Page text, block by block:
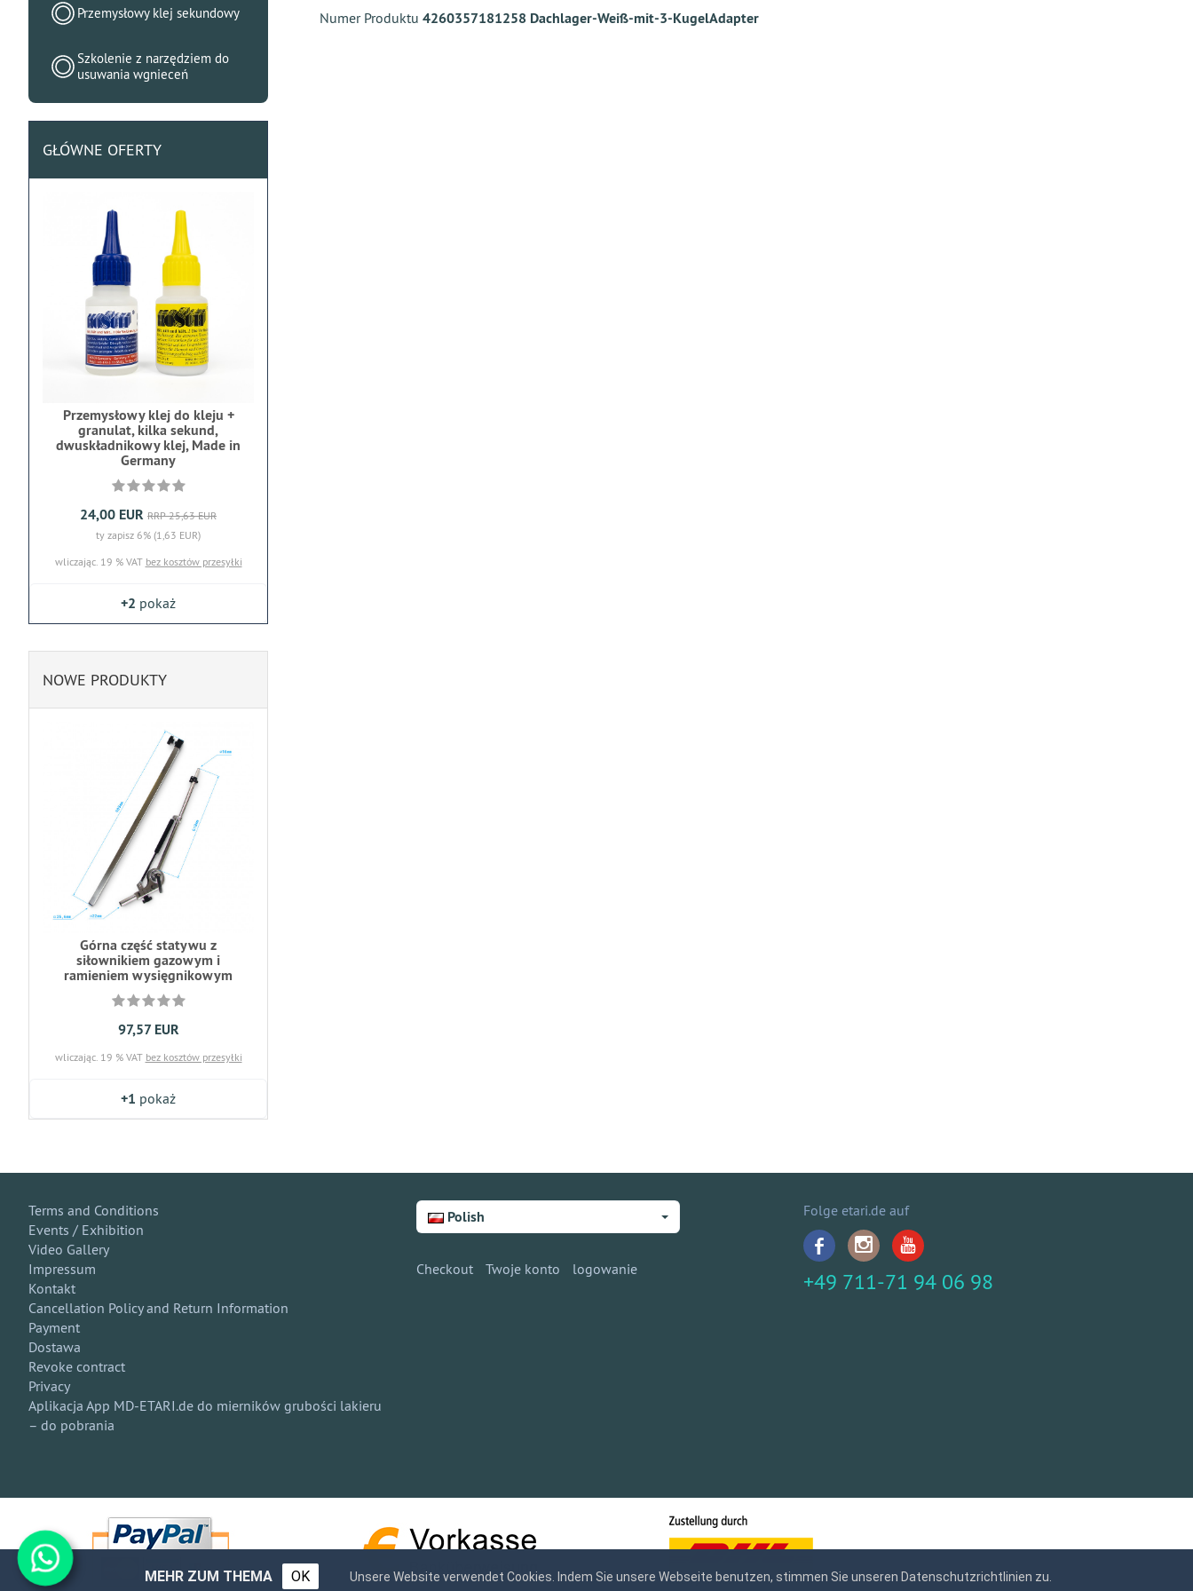
Numer Produktu 4260357181258 Dachlager-Weiß-mit-3-KugelAdapter
Przemysłowy klej sekundowy
Szkolenie z narzędziem do
usuwania wgnieceń
GŁÓWNE OFERTY
Przemysłowy klej do kleju +
granulat, kilka sekund,
dwuskładnikowy klej, Made in
Germany
24,00 EUR RRP 25,63 EUR
ty zapisz 6% (1,63 EUR)
wliczając. 19 % VAT bez kosztów przesyłki
+2 pokaż
NOWE PRODUKTY
Górna część statywu z
siłownikiem gazowym i
ramieniem wysięgnikowym
97,57 EUR
wliczając. 19 % VAT bez kosztów przesyłki
+1 pokaż
Terms and Conditions
Events / Exhibition
Video Gallery
Impressum
Kontakt
Cancellation Policy and Return Information
Payment
Dostawa
Revoke contract
Privacy
Aplikacja App MD-ETARI.de do mierników grubości lakieru
– do pobrania
Polish
Checkout Twoje konto logowanie
Folge etari.de auf
+49 711-71 94 06 98
MEHR ZUM THEMA OK Unsere Website verwendet Cookies. Indem Sie unsere Webseite benutzen, stimmen Sie unseren Datenschutzrichtlinien zu.